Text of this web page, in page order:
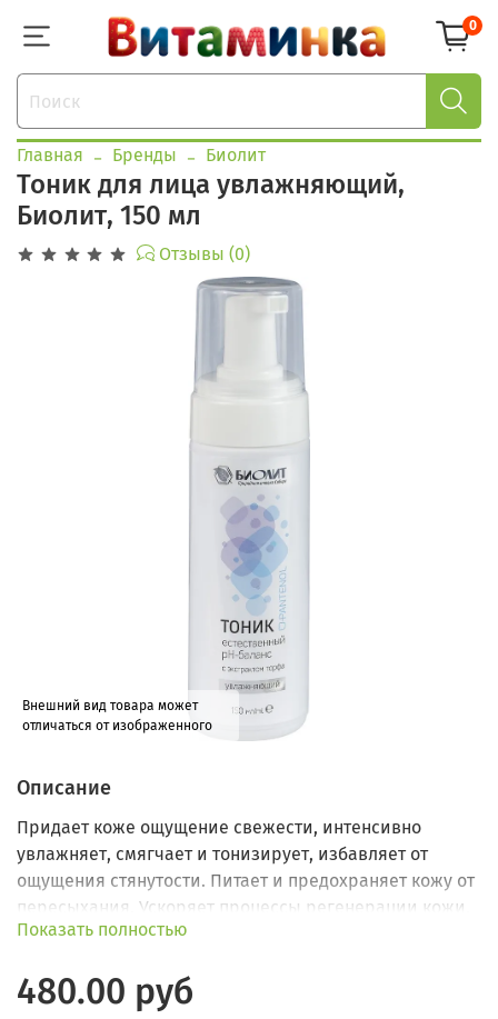
0
Главная Бренды Биолит
Тоник для лица увлажняющий,
Биолит, 150 мл
Отзывы (0)
Внешний вид товара может
отличаться от изображенного
Описание
Придает коже ощущение свежести, интенсивно
увлажняет, смягчает и тонизирует, избавляет от
ощущения стянутости. Питает и предохраняет кожу от
пересыхания. Ускоряет процессы регенерации кожи,
способствует восстановлению поврежденных
Показать полностью
480.00 руб